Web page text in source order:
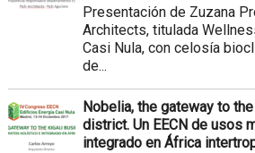
Presentación de Zuzana
Architects, titulada
Casi Nula, con celosía
de...
Nobelia, the gateway to
district. Un EECN de usos
integrado en África